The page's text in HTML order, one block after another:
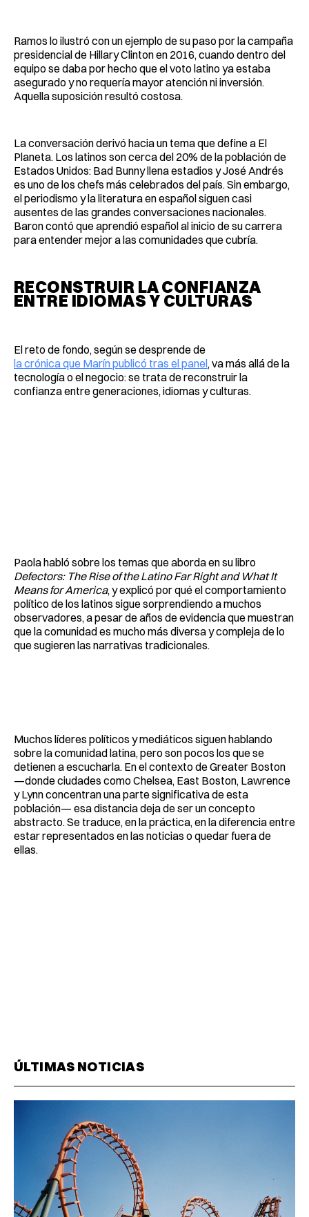
Ramos lo ilustró con un ejemplo de su paso por la campaña
presidencial de Hillary Clinton en 2016, cuando dentro del
equipo se daba por hecho que el voto latino ya estaba
asegurado y no requería mayor atención ni inversión.
Aquella suposición resultó costosa.
La conversación derivó hacia un tema que define a El
Planeta. Los latinos son cerca del 20% de la población de
Estados Unidos: Bad Bunny llena estadios y José Andrés
es uno de los chefs más celebrados del país. Sin embargo,
el periodismo y la literatura en español siguen casi
ausentes de las grandes conversaciones nacionales.
Baron contó que aprendió español al inicio de su carrera
para entender mejor a las comunidades que cubría.
RECONSTRUIR LA CONFIANZA
ENTRE IDIOMAS Y CULTURAS
El reto de fondo, según se desprende de
la crónica que Marín publicó tras el panel, va más allá de la
tecnología o el negocio: se trata de reconstruir la
confianza entre generaciones, idiomas y culturas.
Paola habló sobre los temas que aborda en su libro
Defectors: The Rise of the Latino Far Right and What It
Means for America, y explicó por qué el comportamiento
político de los latinos sigue sorprendiendo a muchos
observadores, a pesar de años de evidencia que muestran
que la comunidad es mucho más diversa y compleja de lo
que sugieren las narrativas tradicionales.
Muchos líderes políticos y mediáticos siguen hablando
sobre la comunidad latina, pero son pocos los que se
detienen a escucharla. En el contexto de Greater Boston
—donde ciudades como Chelsea, East Boston, Lawrence
y Lynn concentran una parte significativa de esta
población— esa distancia deja de ser un concepto
abstracto. Se traduce, en la práctica, en la diferencia entre
estar representados en las noticias o quedar fuera de
ellas.
ÚLTIMAS NOTICIAS